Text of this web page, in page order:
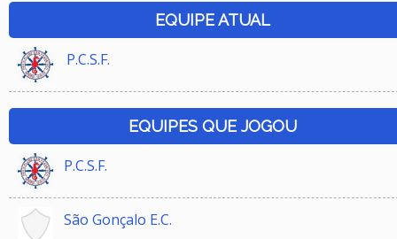
EQUIPE ATUAL
P.C.S.F.
EQUIPES QUE JOGOU
P.C.S.F.
São Gonçalo E.C.